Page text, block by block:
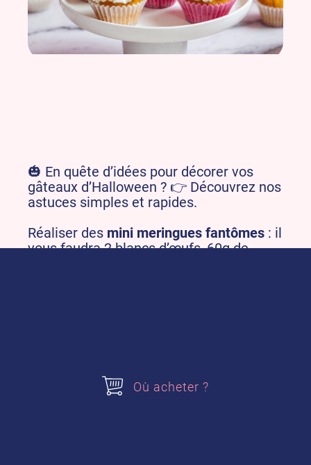
🎃 En quête d’idées pour décorer vos
gâteaux d’Halloween ? 👉 Découvrez nos
astuces simples et rapides.
Réaliser des mini meringues fantômes : il
vous faudra 2 blancs d’œufs, 60g de
cuisson recouverte d’un papier sulfurisé,
former les fantômes avec 3 pressions
Où acheter ?